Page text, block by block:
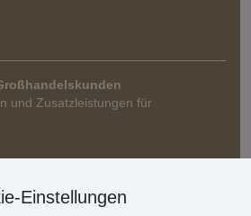
und Zusatzleistungen für
Einstellungen